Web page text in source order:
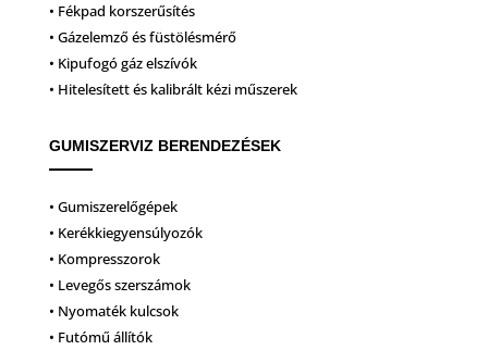
• Fékpad korszerűsítés
• Gázelemző és füstölésmérő
• Kipufogó gáz elszívók
• Hitelesített és kalibrált kézi műszerek
GUMISZERVIZ BERENDEZÉSEK
• Gumiszerelőgépek
• Kerékkiegyensúlyozók
• Kompresszorok
• Levegős szerszámok
• Nyomaték kulcsok
• Futómű állítók